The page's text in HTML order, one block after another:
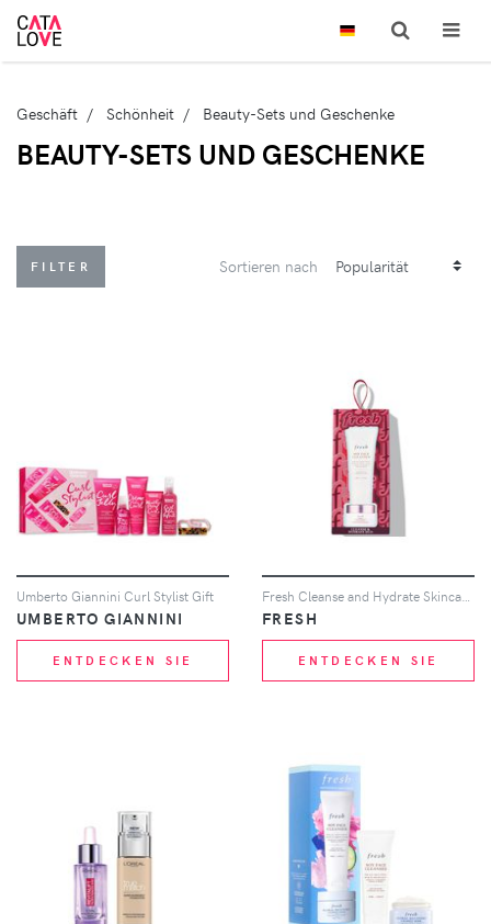
Geschäft Schönheit Beauty-Sets und Geschenke
BEAUTY-SETS UND GESCHENKE
FILTER Sortieren nach
Umberto Giannini Curl Stylist Gift
UMBERTO GIANNINI
ENTDECKEN SIE
Fresh Cleanse and Hydrate Skincare Set (Worth £31.00)
FRESH
ENTDECKEN SIE